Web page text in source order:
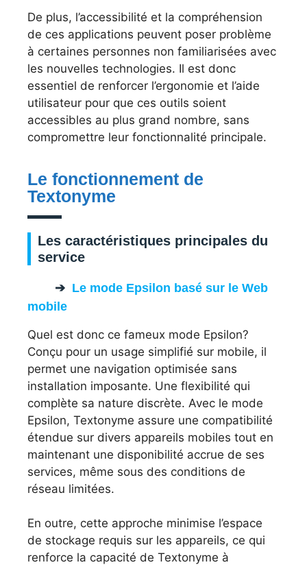
De plus, l’accessibilité et la compréhension
de ces applications peuvent poser problème
à certaines personnes non familiarisées avec
les nouvelles technologies. Il est donc
essentiel de renforcer l’ergonomie et l’aide
utilisateur pour que ces outils soient
accessibles au plus grand nombre, sans
compromettre leur fonctionnalité principale.
Le fonctionnement de
Textonyme
Les caractéristiques principales du
service
Le mode Epsilon basé sur le Web
mobile
Quel est donc ce fameux mode Epsilon?
Conçu pour un usage simplifié sur mobile, il
permet une navigation optimisée sans
installation imposante. Une flexibilité qui
complète sa nature discrète. Avec le mode
Epsilon, Textonyme assure une compatibilité
étendue sur divers appareils mobiles tout en
maintenant une disponibilité accrue de ses
services, même sous des conditions de
réseau limitées.
En outre, cette approche minimise l’espace
de stockage requis sur les appareils, ce qui
renforce la capacité de Textonyme à